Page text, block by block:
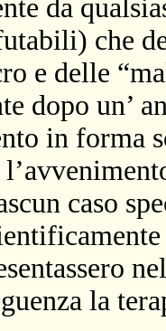
da
che
e delle
dopo un’
in
caso
la